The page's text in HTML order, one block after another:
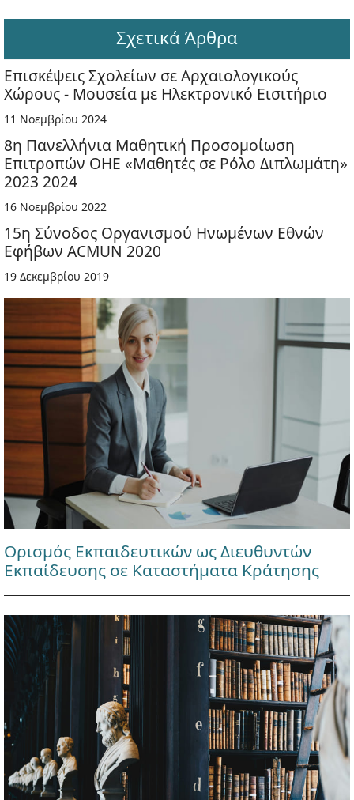
Σχετικά Άρθρα
Επισκέψεις Σχολείων σε Αρχαιολογικούς
Χώρους - Μουσεία με Ηλεκτρονικό Εισιτήριο
11 Νοεμβρίου 2024
8η Πανελλήνια Μαθητική Προσομοίωση
Επιτροπών ΟΗΕ «Μαθητές σε Ρόλο Διπλωμάτη»
2023 2024
16 Νοεμβρίου 2022
15η Σύνοδος Οργανισμού Ηνωμένων Εθνών
Εφήβων ACMUN 2020
19 Δεκεμβρίου 2019
Ορισμός Εκπαιδευτικών ως Διευθυντών
Εκπαίδευσης σε Καταστήματα Κράτησης